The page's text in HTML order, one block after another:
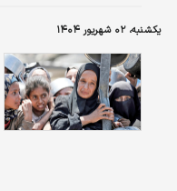
یکشنبه، ۰۲ شهریور ۱۴۰۴